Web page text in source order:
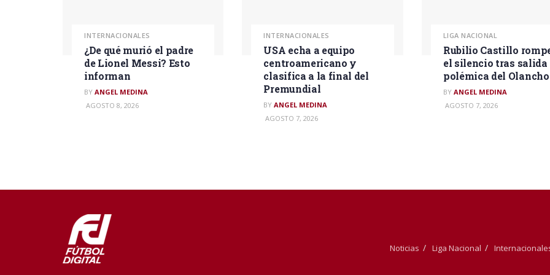
INTERNACIONALES
¿De qué murió el padre
de Lionel Messi? Esto
informan
BY ANGEL MEDINA
AGOSTO 8, 2026
INTERNACIONALES
USA echa a equipo
centroamericano y
clasifica a la final del
Premundial
BY ANGEL MEDINA
AGOSTO 7, 2026
LIGA NACIONAL
Rubilio Castillo
el silencio tras salida
polémica del Olancho
BY ANGEL MEDINA
AGOSTO 7, 2026
Noticias Liga Nacional